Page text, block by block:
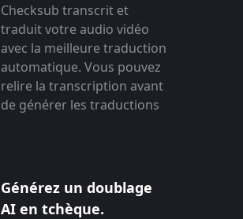
Checksub transcrit et
traduit votre audio vidéo
avec la meilleure traduction
automatique. Vous pouvez
relire la transcription avant
de générer les traductions
Générez un doublage
AI en tchèque.